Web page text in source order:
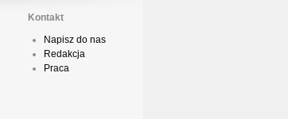
Kontakt
Napisz do nas
Redakcja
Praca